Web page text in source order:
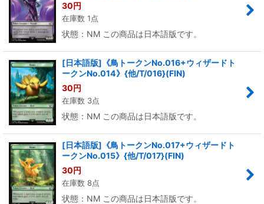
30円
在庫数 1点
状態：NM この商品は日本語版です。
[日本語版]《鳥トークンNo.016+ウィザードト
ークンNo.014》{他/T/016}(FIN)
30円
在庫数 3点
状態：NM この商品は日本語版です。
[日本語版]《鳥トークンNo.017+ウィザードト
ークンNo.015》{他/T/017}(FIN)
30円
在庫数 8点
状態：NM この商品は日本語版です。